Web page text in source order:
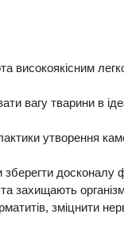
високоякісним
вагу тварини в
утворення
досконалу
та захищають
зміцнити